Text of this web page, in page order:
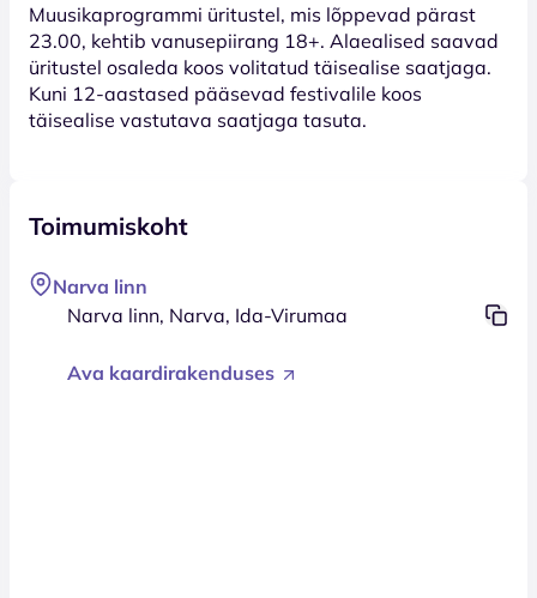
Muusikaprogrammi üritustel, mis lõppevad pärast
23.00, kehtib vanusepiirang 18+. Alaealised saavad
üritustel osaleda koos volitatud täisealise saatjaga.
Kuni 12-aastased pääsevad festivalile koos
täisealise vastutava saatjaga tasuta.
Toimumiskoht
Narva linn
Narva linn, Narva, Ida-Virumaa
Ava kaardirakenduses